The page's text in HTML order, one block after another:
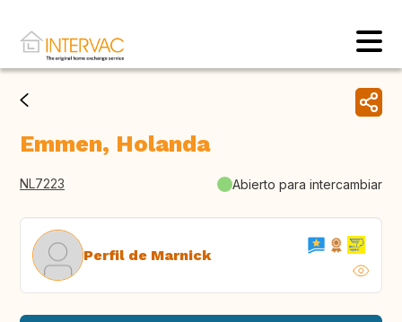
Emmen, Holanda
NL7223 Abierto para intercambiar
Perfil de Marnick